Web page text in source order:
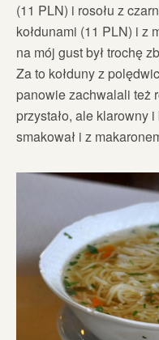
(11 PLN) i rosołu z
kołdunami (11 PLN) i z
na mój gust był trochę
Za to kołduny z
panowie zachwalali też
przystało, ale klarowny
smakował i z